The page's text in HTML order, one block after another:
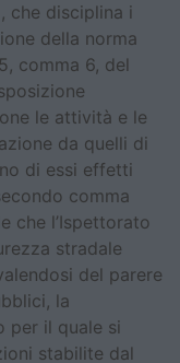
che disciplina i
della norma
comma 6, del
le attività e le
da quelli di
di essi effetti
comma
che l’Ispettorato
stradale
del parere
la
per il quale si
stabilite dal